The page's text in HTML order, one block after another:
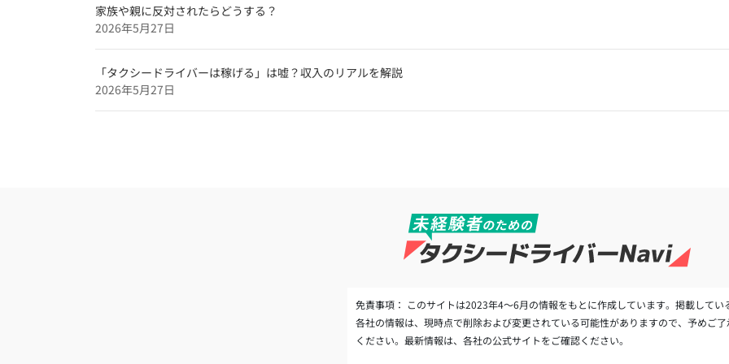
家族や親に反対されたらどうする？
2026年5月27日
「タクシードライバーは稼げる」は嘘？収入のリアルを解説
2026年5月27日
免責事項： このサイトは2023年4～6月の情報をもとに作成しています。掲載してい
各社の情報は、現時点で削除および変更されている可能性がありますので、予めご了
ください。最新情報は、各社の公式サイトをご確認ください。